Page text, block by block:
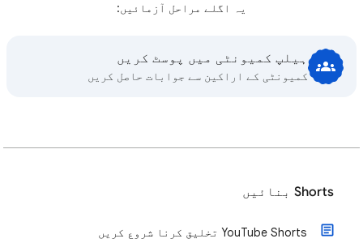
یہ اگلے مراحل آزمائيں:
ہیلپ کمیونٹی میں پوسٹ کریں
کمیونٹی کے اراکین سے جوابات حاصل کریں
Shorts بنائیں
‫YouTube Shorts تخلیق کرنا شروع کریں